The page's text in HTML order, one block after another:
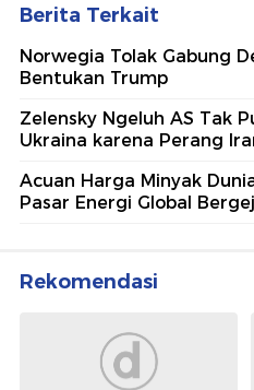
Berita Terkait
Norwegia Tolak Gabung
Bentukan Trump
Zelensky Ngeluh AS Tak
Ukraina karena Perang
Acuan Harga Minyak
Pasar Energi Global
Rekomendasi